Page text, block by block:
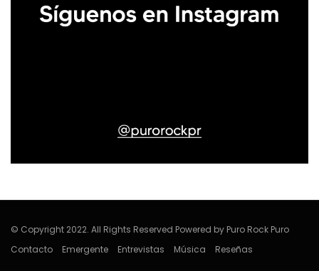
© Copyright 2022. All Rights Reserved Powered by Puro Rock Puro
Contacto
Emergente Entrevistas Música Reseñas